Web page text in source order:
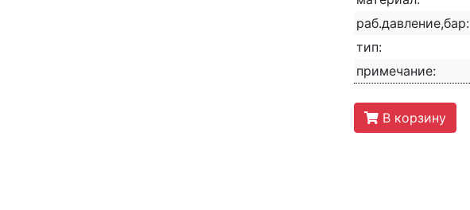
раб.давление,бар:
тип:
примечание:
В корзину